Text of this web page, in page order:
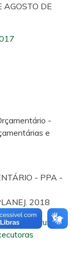
DE
-
e
- PPA -
2018
PPA - Estrutura